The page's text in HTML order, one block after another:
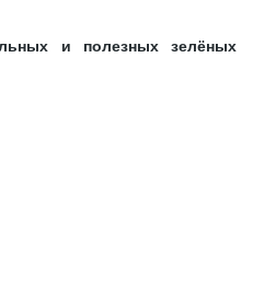
и полезных зелёных